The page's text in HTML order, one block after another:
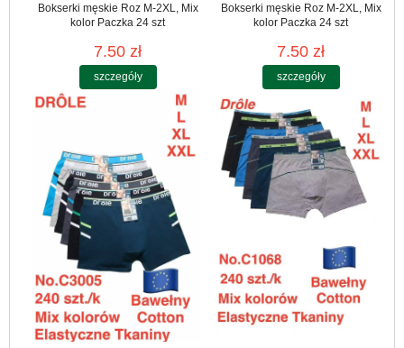
Bokserki męskie Roz M-2XL, Mix
kolor Paczka 24 szt
7.50 zł
szczegóły
Bokserki męskie Roz M-2XL, Mix
kolor Paczka 24 szt
7.50 zł
szczegóły